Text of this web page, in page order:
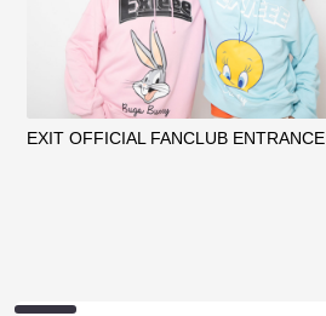
EXIT OFFICIAL FANCLUB ENTRANCE